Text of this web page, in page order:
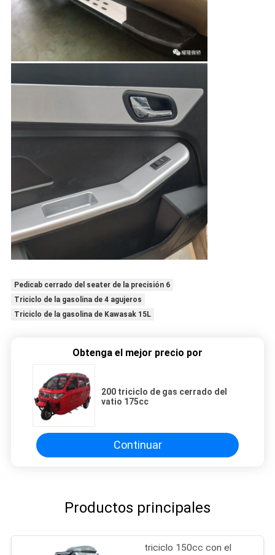
Pedicab cerrado del seater de la precisión 6
Triciclo de la gasolina de 4 agujeros
Triciclo de la gasolina de Kawasak 15L
Obtenga el mejor precio por
200 triciclo de gas cerrado del
vatio 175cc
Continuar
Productos principales
triciclo 150cc con el